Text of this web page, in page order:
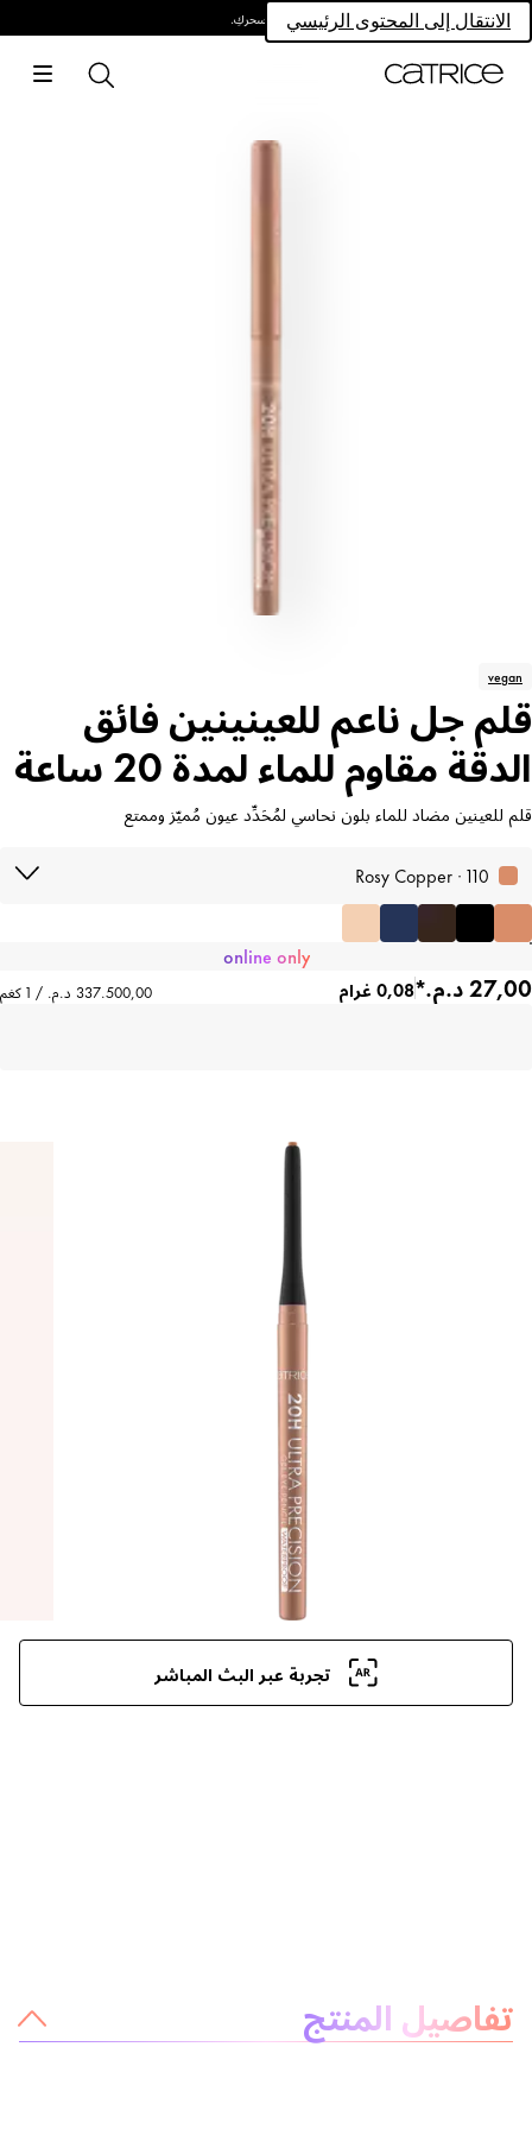
الانتقال إلى المحتوى الرئيسيامتلكي سحركِ.
vegan
قلم جل ناعم للعينينين فائق
الدقة مقاوم للماء لمدة 20 ساعة
قلم للعينين مضاد للماء بلون نحاسي لمُحَدِّد عيون مُميّز وممتع
110 · Rosy Copper
online only
0,08 غرام
تجربة عبر البث المباشر
تفاصيل المنتج